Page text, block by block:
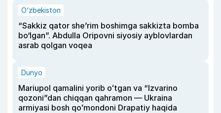
O‘zbekiston
“Sakkiz qator she’rim boshimga sakkizta bomba
bo‘lgan”. Abdulla Oripovni siyosiy ayblovlardan
asrab qolgan voqea
Dunyo
Mariupol qamalini yorib oʻtgan va “Izvarino
qozoni”dan chiqqan qahramon — Ukraina
armiyasi bosh qoʻmondoni Drapatiy haqida